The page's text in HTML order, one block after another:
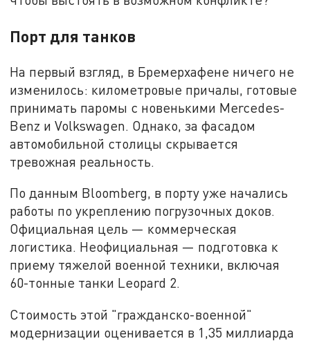
Порт для танков
На первый взгляд, в Бремерхафене ничего не
изменилось: километровые причалы, готовые
принимать паромы с новенькими Mercedes-
Benz и Volkswagen. Однако, за фасадом
автомобильной столицы скрывается
тревожная реальность.
По данным Bloomberg, в порту уже начались
работы по укреплению погрузочных доков.
Официальная цель — коммерческая
логистика. Неофициальная — подготовка к
приему тяжелой военной техники, включая
60-тонные танки Leopard 2.
Стоимость этой "гражданско-военной"
модернизации оценивается в 1,35 миллиарда